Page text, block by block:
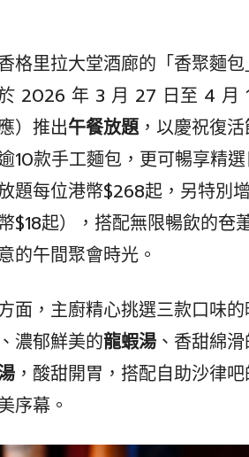
格里拉大堂酒廊的「香聚麵
2026 年 3 月 27 日至 4 月
）推出午餐放題，以慶祝復
10款手工麵包，更可暢享精
題每位港幣$268起，另特別
$18起），搭配無限暢飲的
的午間聚會時光。
面，主廚精心挑選三款口味
濃郁鮮美的龍蝦湯 、香甜綿
，酸甜開胃，搭配自助沙律
序幕。